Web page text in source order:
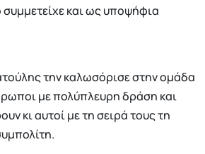
και ως υποψήφια
την καλωσόρισε στην ομάδα
με πολύπλευρη δράση και
κι αυτοί με τη σειρά τους τη